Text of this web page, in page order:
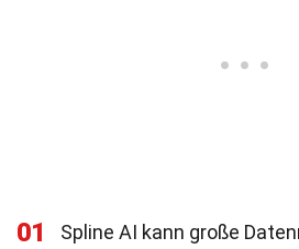
01
Spline AI kann große